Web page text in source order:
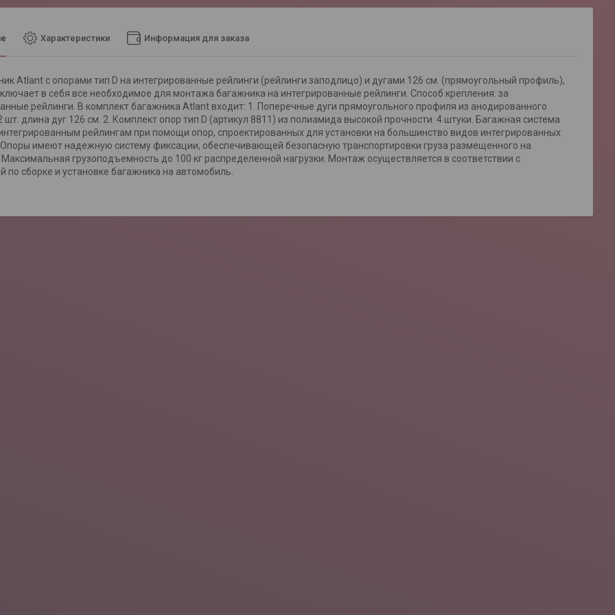
Характеристики Информация для заказа
Atlant с опорами тип D на интегрированные рейлинги (рейлинги заподлицо) и дугами 126 см. (прямоугольный профиль),
в себя все необходимое для монтажа багажника на интегрированные рейлинги. Способ крепления: за
рейлинги. В комплект багажника Atlant входит: 1. Поперечные дуги прямоугольного профиля из анодированного
длина дуг 126 см. 2. Комплект опор тип D (артикул 8811) из полиамида высокой прочности. 4 штуки. Багажная система
рейлингам при помощи опор, спроектированных для установки на большинство видов интегрированных
имеют надежную систему фиксации, обеспечивающей безопасную транспортировки груза размещенного на
грузоподъемность до 100 кг распределенной нагрузки. Монтаж осуществляется в соответствии с
по сборке и установке багажника на автомобиль.